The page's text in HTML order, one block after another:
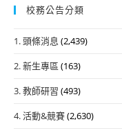
校務公告分類
1. 頭條消息 (2,439)
2. 新生專區 (163)
3. 教師研習 (493)
4. 活動&競賽(2,630)